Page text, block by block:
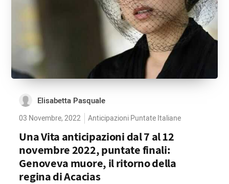
Elisabetta Pasquale
03 Novembre, 2022 Anticipazioni Puntate Italiane
Una Vita anticipazioni dal 7 al 12
novembre 2022, puntate finali:
Genoveva muore, il ritorno della
regina di Acacias